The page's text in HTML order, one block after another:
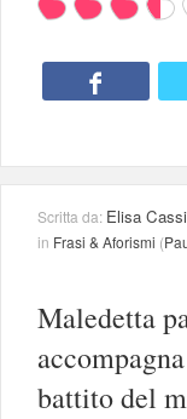
Scritta da: Elisa
in Frasi & Aforismi (
Maledetta
battito del